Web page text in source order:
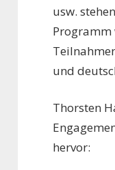
usw.
Programm
und
Thorsten
hervor: